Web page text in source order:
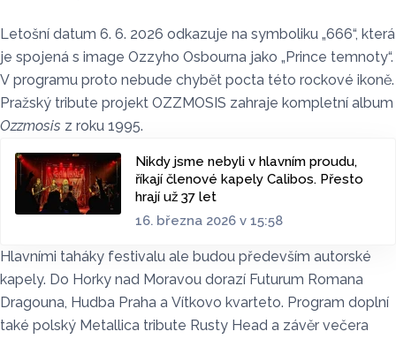
Letošní datum 6. 6. 2026 odkazuje na symboliku „666“, která
je spojená s image Ozzyho Osbourna jako „Prince temnoty“.
V programu proto nebude chybět pocta této rockové ikoně.
Pražský tribute projekt OZZMOSIS zahraje kompletní album
Ozzmosis z roku 1995.
Nikdy jsme nebyli v hlavním proudu,
říkají členové kapely Calibos. Přesto
hrají už 37 let
16. března 2026 v 15:58
Hlavními taháky festivalu ale budou především autorské
kapely. Do Horky nad Moravou dorazí Futurum Romana
Dragouna, Hudba Praha a Vítkovo kvarteto. Program doplní
také polský Metallica tribute Rusty Head a závěr večera